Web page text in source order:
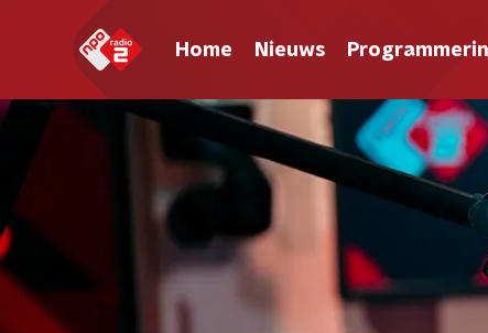
Home Nieuws